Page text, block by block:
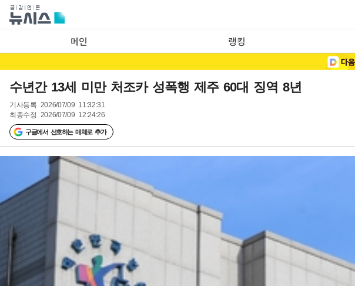
메인 랭킹
수년간 13세 미만 처조카 성폭행 제주 60대 징역 8년
기사등록 2026/07/09 11:32:31
최종수정 2026/07/09 12:24:26
구글에서 선호하는 매체로 추가